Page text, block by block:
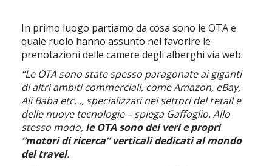
In primo luogo partiamo da cosa sono le OTA e
quale ruolo hanno assunto nel favorire le
prenotazioni delle camere degli alberghi via web.
“Le OTA sono state spesso paragonate ai giganti
di altri ambiti commerciali, come Amazon, eBay,
Ali Baba etc…, specializzati nei settori del retail e
delle nuove tecnologie – spiega Gaffoglio. Allo
stesso modo, le OTA sono dei veri e propri
“motori di ricerca” verticali dedicati al mondo
del travel.